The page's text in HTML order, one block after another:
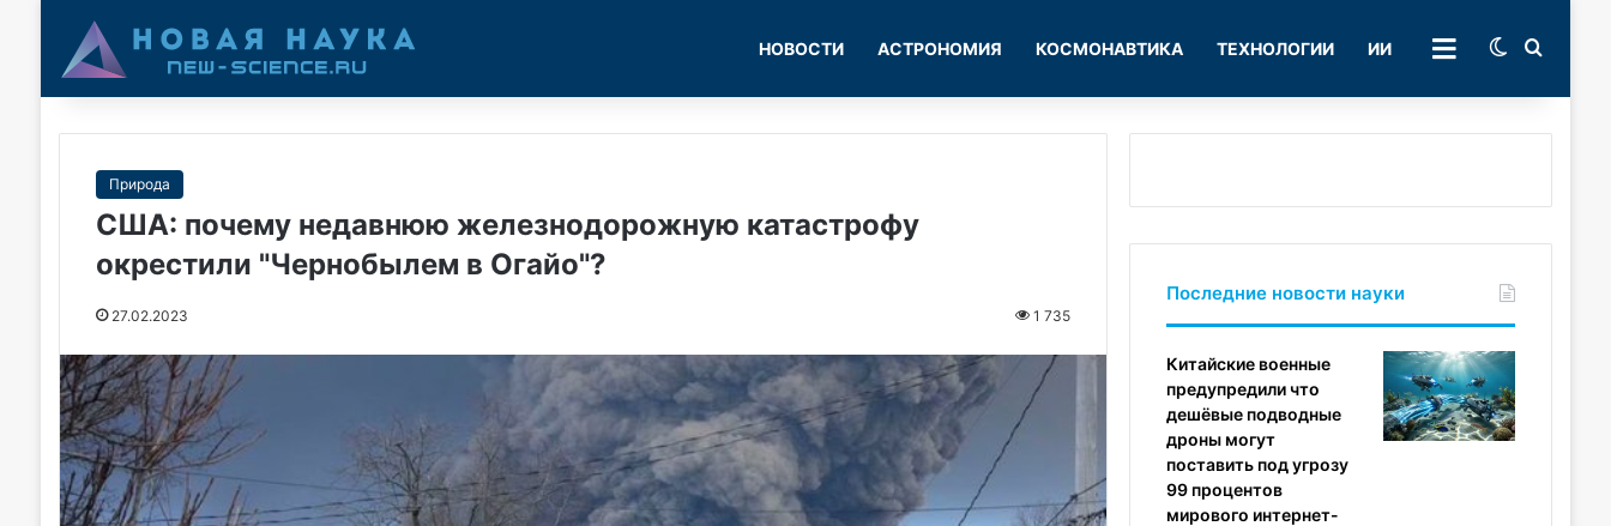
НОВОСТИ АСТРОНОМИЯ КОСМОНАВТИКА ТЕХНОЛОГИИ ИИ РУБРИКИSwitch skin
Природа
США: почему недавнюю железнодорожную катастрофу
окрестили "Чернобылем в Огайо"?
27.02.2023 1 735
Последние новости науки
Китайские военные
предупредили что
дешёвые подводные
дроны могут
поставить под угрозу
99 процентов
мирового интернет-